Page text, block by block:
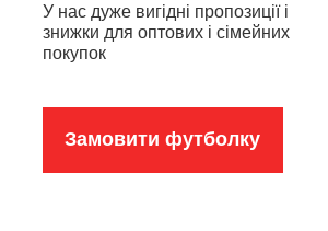
У нас дуже вигідні пропозиції і
знижки для оптових і сімейних
покупок
Замовити футболку